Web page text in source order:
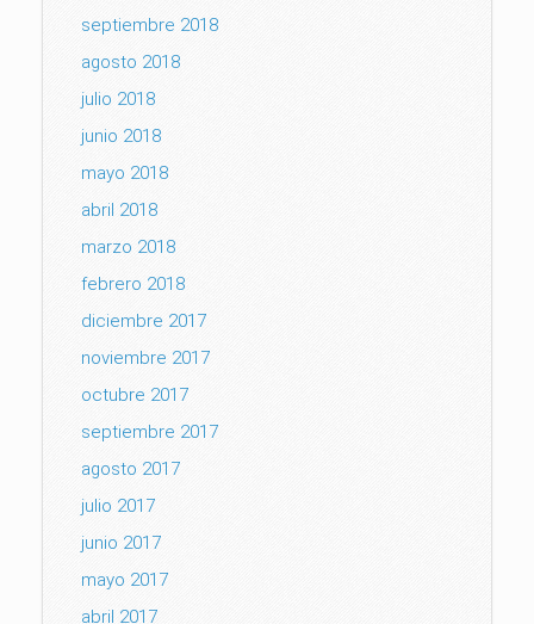
septiembre 2018
agosto 2018
julio 2018
junio 2018
mayo 2018
abril 2018
marzo 2018
febrero 2018
diciembre 2017
noviembre 2017
octubre 2017
septiembre 2017
agosto 2017
julio 2017
junio 2017
mayo 2017
abril 2017